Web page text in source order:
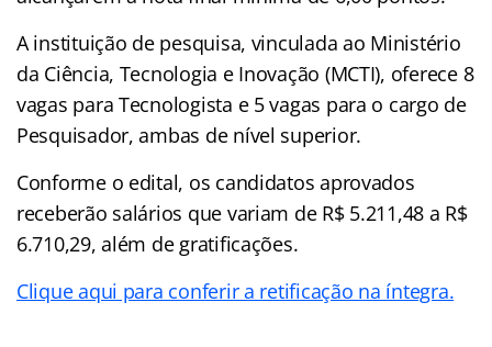
A instituição de pesquisa, vinculada ao Ministério
da Ciência, Tecnologia e Inovação (MCTI), oferece 8
vagas para Tecnologista e 5 vagas para o cargo de
Pesquisador, ambas de nível superior.
Conforme o edital, os candidatos aprovados
receberão salários que variam de R$ 5.211,48 a R$
6.710,29, além de gratificações.
Clique aqui para conferir a retificação na íntegra.